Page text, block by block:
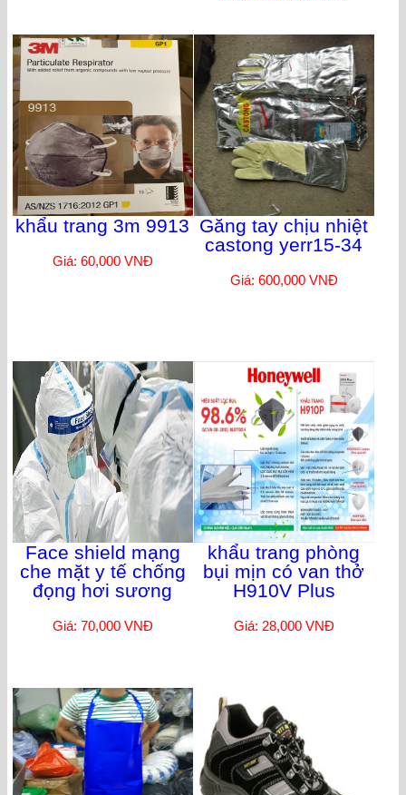
khẩu trang 3m 9913
Giá: 60,000 VNĐ
Găng tay chịu nhiệt
castong yerr15-34
Giá: 600,000 VNĐ
Face shield mạng
che mặt y tế chống
đọng hơi sương
Giá: 70,000 VNĐ
khẩu trang phòng
bụi mịn có van thở
H910V Plus
Giá: 28,000 VNĐ